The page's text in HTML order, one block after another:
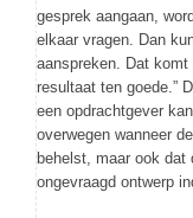
gesprek aangaan,
elkaar vragen. Dan
aanspreken. Dat
resultaat ten goede.”
een opdrachtgever
overwegen wanneer
behelst, maar ook dat
ongevraagd ontwerp